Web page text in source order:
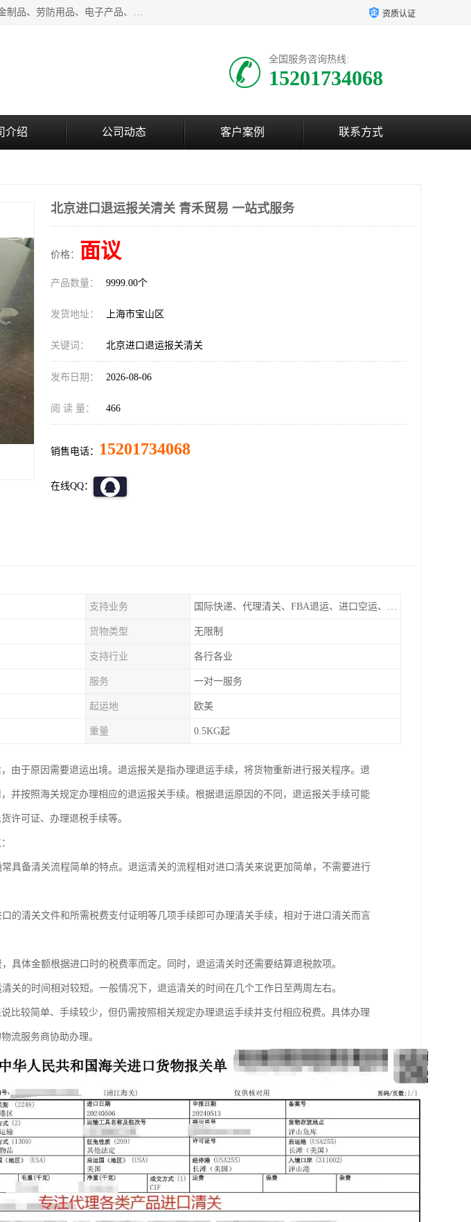
上海青禾贸易有限公司成立于2020年，注册地位于上海市宝山区。经营范围包括：机械设备、五金制品、劳防用品、电子产品、塑胶制品、家具、模具、纺织品、仪器仪表、建筑材料、装饰材料、化工产品、金属制品、机车配件等货物进出口报关、清关服务。 资质认证
全国服务咨询热线:
15201734068
介绍 公司动态 客户案例 联系方式
北京进口退运报关清关 青禾贸易 一站式服务
价格： 面议
产品数量： 9999.00个
发货地址： 上海市宝山区
关键词： 北京进口退运报关清关
发布日期： 2026-08-06
阅 读 量： 466
销售电话： 15201734068
在线QQ：
支持业务 国际快递、代理清关、FBA退运、进口空运、进口海运
货物类型 无限制
支持行业 各行各业
服务 一对一服务
起运地 欧美
重量 0.5KG起
由于原因需要退运出境。退运报关是指办理退运手续，将货物重新进行报关程序。退
并按照海关规定办理相应的退运报关手续。根据退运原因的不同，退运报关手续可能
许可证、办理退税手续等。
具备清关流程简单的特点。退运清关的流程相对进口清关来说更加简单，不需要进行
的清关文件和所需税费支付证明等几项手续即可办理清关手续，相对于进口清关而言
具体金额根据进口时的税费率而定。同时，退运清关时还需要结算退税款项。
关的时间相对较短。一般情况下，退运清关的时间在几个工作日至两周左右。
比较简单、手续较少，但仍需按照相关规定办理退运手续并支付相应税费。具体办理
流服务商协助办理。